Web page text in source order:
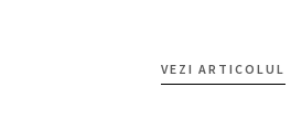
VEZI ARTICOLUL